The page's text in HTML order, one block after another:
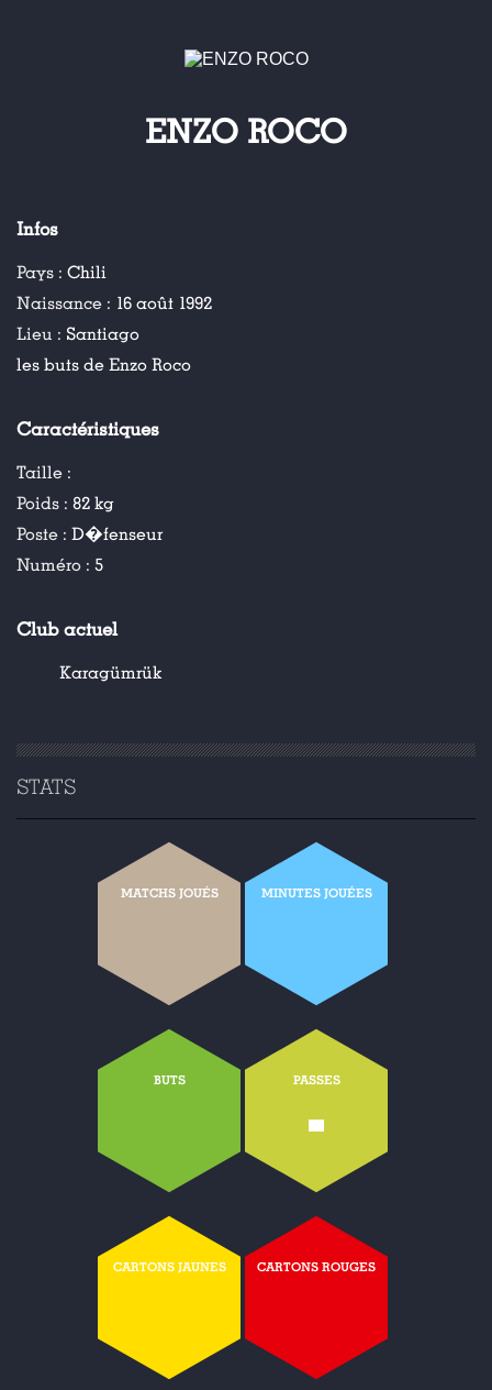
ENZO ROCO
Infos
Pays : Chili
Naissance : 16 août 1992
Lieu : Santiago
les buts de Enzo Roco
Caractéristiques
Taille :
Poids : 82 kg
Poste : D�fenseur
Numéro : 5
Club actuel
Karagümrük
STATS
MATCHS JOUÉS MINUTES JOUÉES
BUTS PASSES
-
CARTONS JAUNES CARTONS ROUGES